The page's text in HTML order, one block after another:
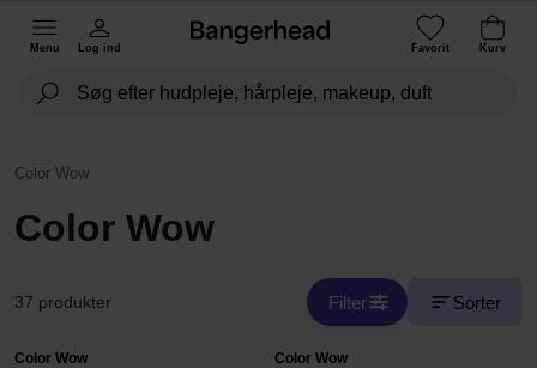
Menu Log ind Favorit Kurv
Color Wow
Color Wow
37 produkter Filter Sorter
Color Wow Color Wow